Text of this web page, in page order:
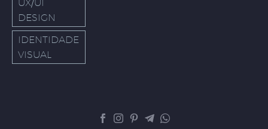
UX/UI
DESIGN
IDENTIDADE
VISUAL